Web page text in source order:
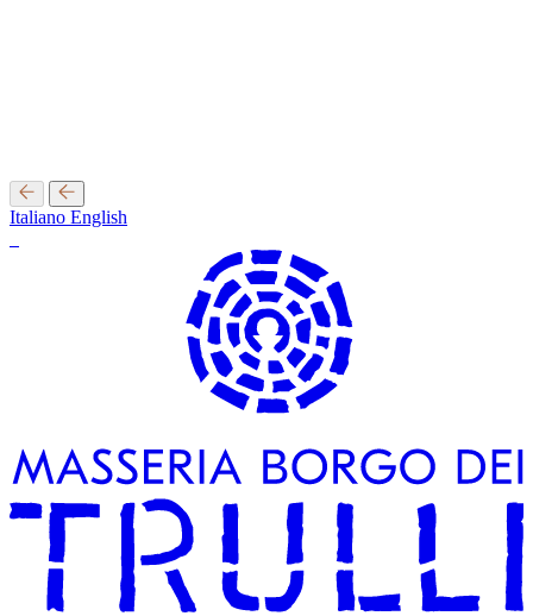
Italiano English